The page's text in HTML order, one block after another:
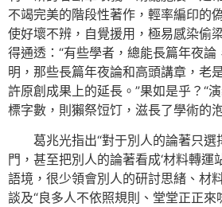
不竭完美的階段性著作，輕率編印的
使好壞不辨，自覺援用，極易感染偷
得通透：“有些學者，總能長篇年夜
明，那些長篇年夜論和高頭講章，老
許原創成果上的延長。”果如是乎？“
標字數，則獺祭饾饤，滋長了學術的
葛兆光指出“對于別人的論著只
門，甚至把別人的論著看成‘材料轉運
語境，很少領會別人的研討思緒、材
談及“良多人不依照規則、堂堂正正